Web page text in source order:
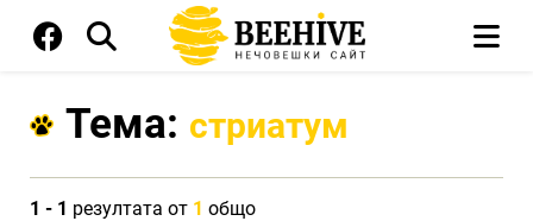
Тема: стриатум
1 - 1 резултата от 1 общо